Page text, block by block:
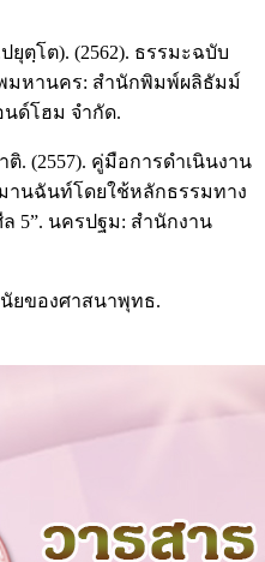
ตฺโต). (2562). ธรรมะฉบับ
พมหานคร: สำนักพิมพ์ผลิธัมม์
ด์โฮม จำกัด.
. (2557). คู่มือการดำเนินงาน
านฉันท์โดยใช้หลักธรรมทาง
5”. นครปฐม: สำนักงาน
นัยของศาสนาพุทธ.